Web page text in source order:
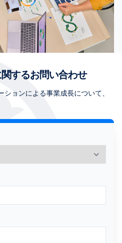
するお問い合わせ
ョンによる事業成長について、